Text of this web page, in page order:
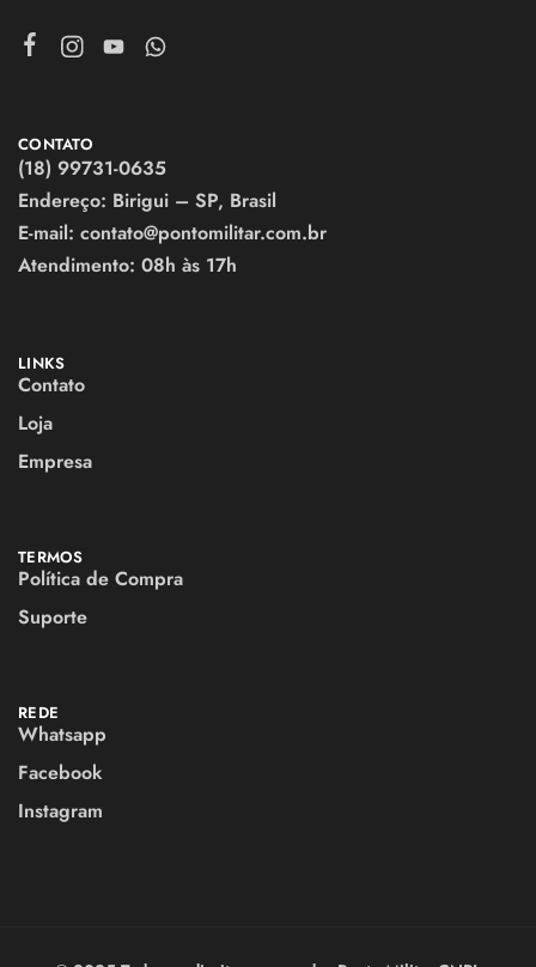
CONTATO
(18) 99731-0635
Endereço: Birigui – SP, Brasil
E-mail: contato@pontomilitar.com.br
Atendimento: 08h às 17h
LINKS
Contato
Loja
Empresa
TERMOS
Política de Compra
Suporte
REDE
Whatsapp
Facebook
Instagram